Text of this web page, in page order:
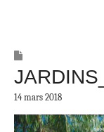
14 mars 2018